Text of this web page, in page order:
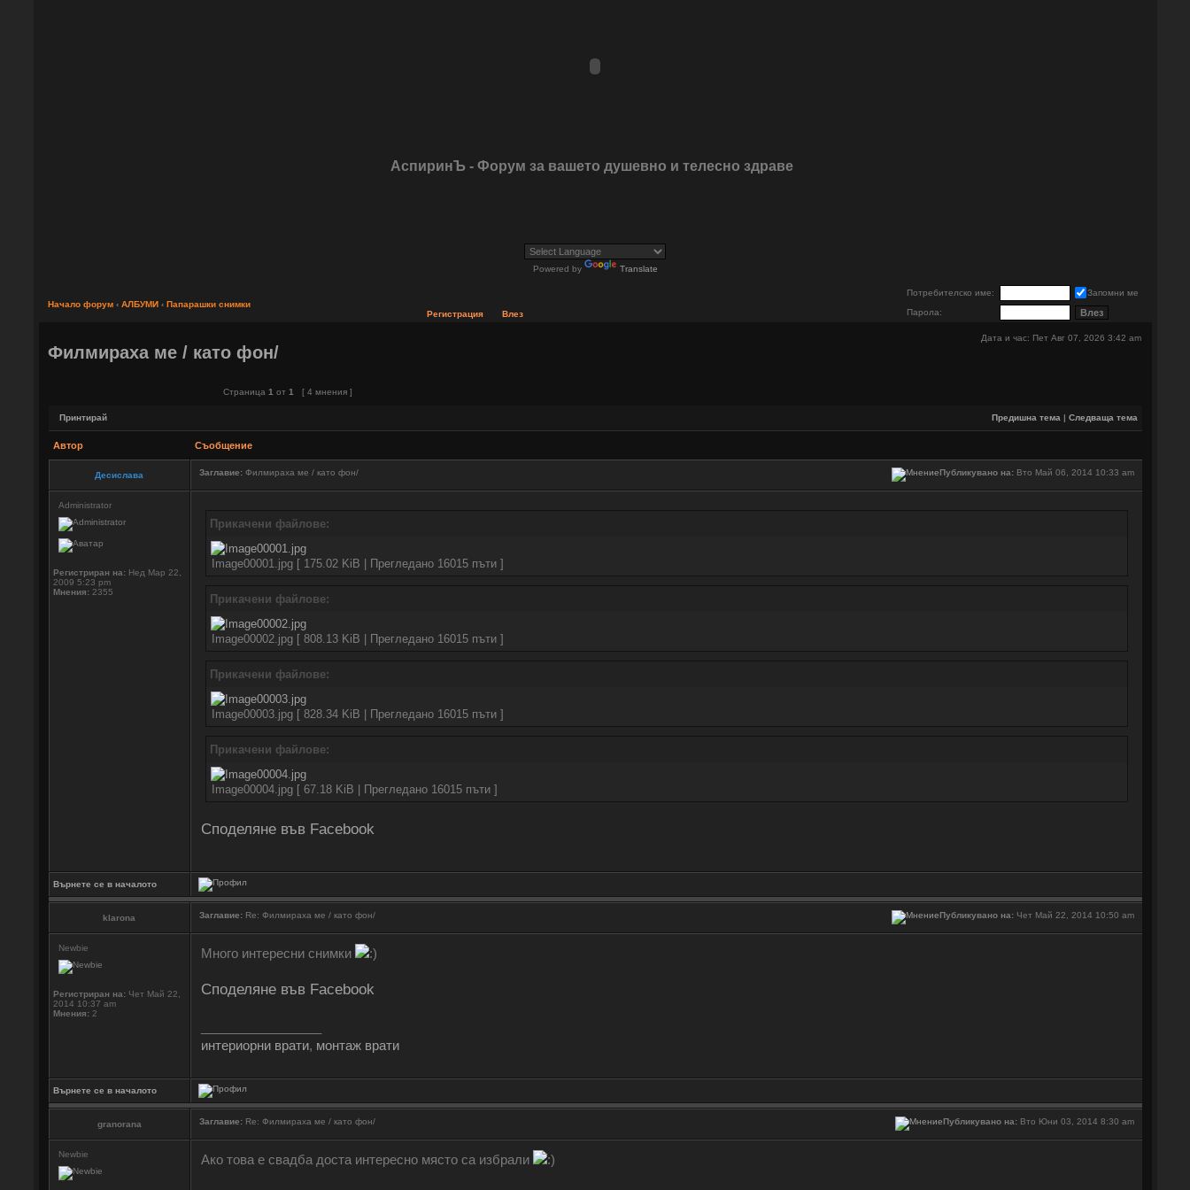
АспиринЪ - Форум за вашето душевно и телесно здраве
Powered by Translate
Потребителско име:
Запомни ме
Парола:
Начало форум ‹ АЛБУМИ ‹ Папарашки снимки
Регистрация
Влез
Дата и час: Пет Авг 07, 2026 3:42 am
Филмираха ме / като фон/
Страница 1 от 1 [ 4 мнения ]
Принтирай Предишна тема | Следваща тема
Автор Съобщение
Десислава Заглавие:Филмираха ме / като фон/ Публикувано на:Вто Май 06, 2014 10:33 am
Administrator
Регистриран на:Нед Мар 22,
2009 5:23 pm
Мнения:2355
Прикачени файлове:
Image00001.jpg [ 175.02 KiB | Прегледано 16015 пъти ]
Прикачени файлове:
Image00002.jpg [ 808.13 KiB | Прегледано 16015 пъти ]
Прикачени файлове:
Image00003.jpg [ 828.34 KiB | Прегледано 16015 пъти ]
Прикачени файлове:
Image00004.jpg [ 67.18 KiB | Прегледано 16015 пъти ]
Споделяне във Facebook
Върнете се в началото
klarona Заглавие:Re: Филмираха ме / като фон/ Публикувано на:Чет Май 22, 2014 10:50 am
Newbie
Регистриран на:Чет Май 22,
2014 10:37 am
Мнения:2
Много интересни снимки
Споделяне във Facebook
интериорни врати, монтаж врати
Върнете се в началото
granorana Заглавие:Re: Филмираха ме / като фон/ Публикувано на:Вто Юни 03, 2014 8:30 am
Newbie Ако това е свадба доста интересно място са избрали